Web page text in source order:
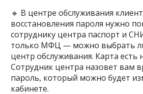
🔹 В центре обслуживания
восстановления пароля нужно
сотруднику центра паспорт и
только МФЦ — можно выбрать
центр обслуживания. Карта есть
Сотрудник центра назовет вам
пароль, который можно будет
кабинете.